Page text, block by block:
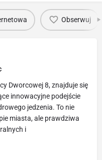
Obserwuj
Dworcowej 8, znajduje się
innowacyjne podejście
jedzenia. To nie
miasta, ale prawdziwa
i